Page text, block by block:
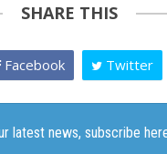
SHARE THIS
Facebook Twitter